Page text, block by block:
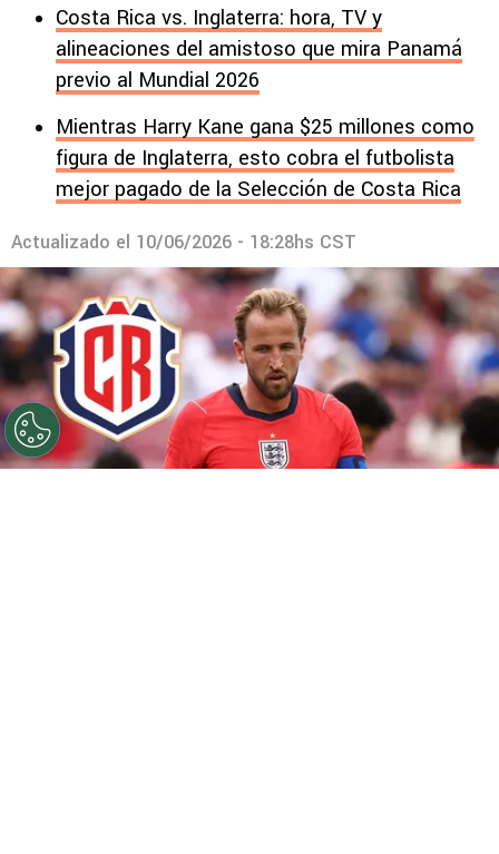
Costa Rica vs. Inglaterra: hora, TV y
alineaciones del amistoso que mira Panamá
previo al Mundial 2026
Mientras Harry Kane gana $25 millones como
figura de Inglaterra, esto cobra el futbolista
mejor pagado de la Selección de Costa Rica
Actualizado el 10/06/2026 - 18:28hs CST